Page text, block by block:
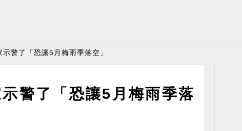
警了「恐讓5月梅雨季落空」
警了「恐讓5月梅雨季落